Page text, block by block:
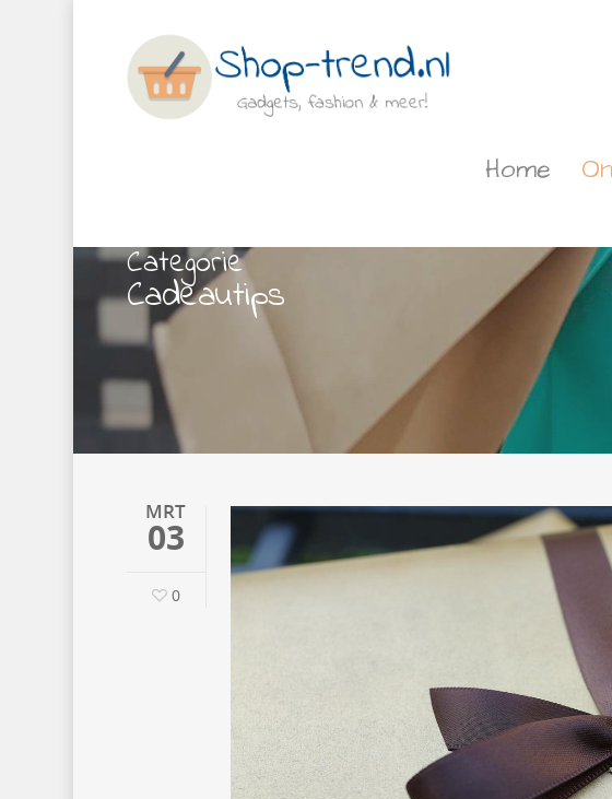
Home
Categorie
Cadeautips
MRT
03
0